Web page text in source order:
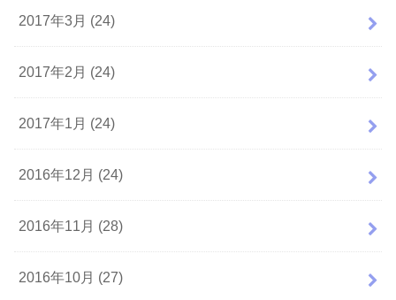
2017年3月 (24)
2017年2月 (24)
2017年1月 (24)
2016年12月 (24)
2016年11月 (28)
2016年10月 (27)